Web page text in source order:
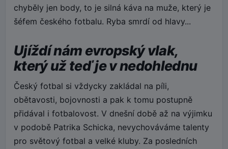
chyběly jen body, to je silná káva na muže, který je
šéfem českého fotbalu. Ryba smrdí od hlavy...
Ujíždí nám evropský vlak,
který už teď je v nedohlednu
Český fotbal si vždycky zakládal na píli,
obětavosti, bojovnosti a pak k tomu postupně
přidával i fotbalovost. V dnešní době až na výjimku
v podobě Patrika Schicka, nevychováváme talenty
pro světový fotbal a velké kluby. Za posledních